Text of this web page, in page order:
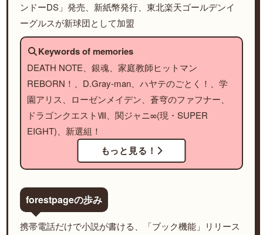
ンドーDS」発売、新紙幣発行、東北楽天ゴールデンイ
ーグルスが新球団として加盟
Keywords of memories
DEATH NOTE、銀魂、家庭教師ヒットマン
REBORN！、D.Gray-man、ハヤテのごとく！、学
園アリス、ローゼンメイデン、蒼穹のファフナー、
ドラゴンクエストⅧ、関ジャニ∞(現・SUPER
EIGHT)、新選組！
もっと見る！
forestpageの歩み
携帯電話だけで小説が書ける、「ブック機能」リリース